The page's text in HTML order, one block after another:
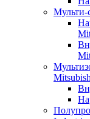
Мульти-